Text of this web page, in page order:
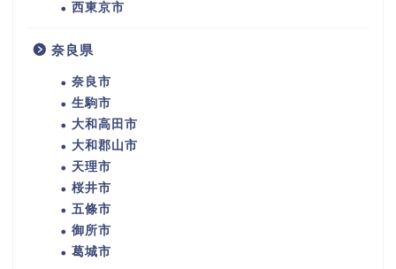
西東京市
奈良県
奈良市
生駒市
大和高田市
大和郡山市
天理市
桜井市
五條市
御所市
葛城市